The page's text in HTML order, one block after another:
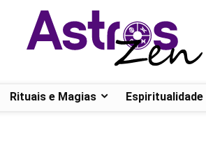
Rituais e Magias Espiritualidade